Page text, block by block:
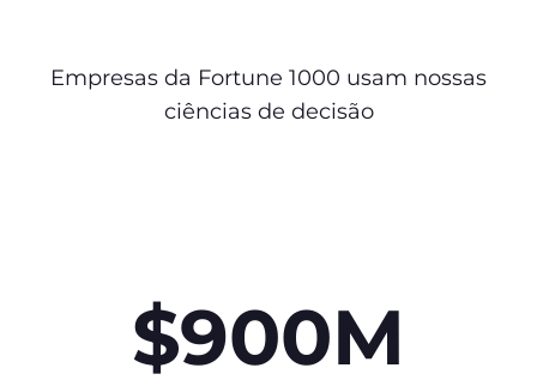
Empresas da Fortune 1000 usam nossas
ciências de decisão
$900M